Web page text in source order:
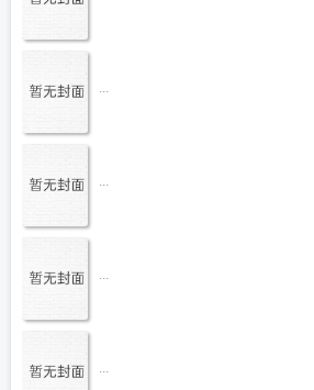
...
...
...
...